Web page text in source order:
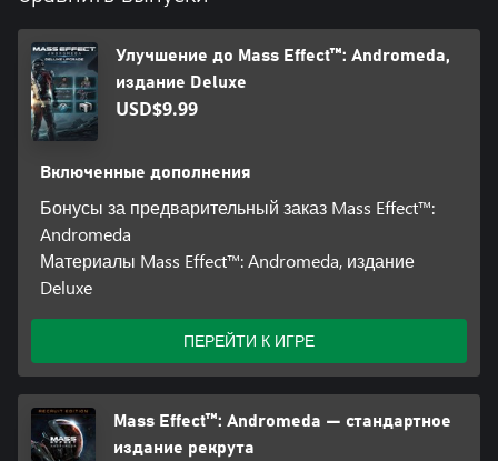
o редкую модификацию №1: ствол дробовика;
o редкую модификацию №2: ствол штурмовой винтовки;
o необычную модификацию №1: запасные заряды дробовика;
o необычную модификацию №2: обойма штурмовой винтовки;
o снаряжение: комплект коммандо;
боеприпасов и возрождения, установку «Кобра» и усилители;
o 5 100% усилителей опыта;
o 600 очков Андромеды.
© Electronic Arts, 2017
Улучшение до Mass Effect™: Andromeda,
издание Deluxe
USD$9.99
Включенные дополнения
Бонусы за предварительный заказ Mass Effect™:
Andromeda
Материалы Mass Effect™: Andromeda, издание
Deluxe
ПЕРЕЙТИ К ИГРЕ
Mass Effect™: Andromeda — стандартное
издание рекрута